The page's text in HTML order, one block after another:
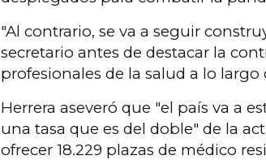
"Al contrario, se va a seguir
secretario antes de destacar la
profesionales de la salud a lo
Herrera aseveró que "el país va a
una tasa que es del doble" de la
ofrecer 18.229 plazas de médico